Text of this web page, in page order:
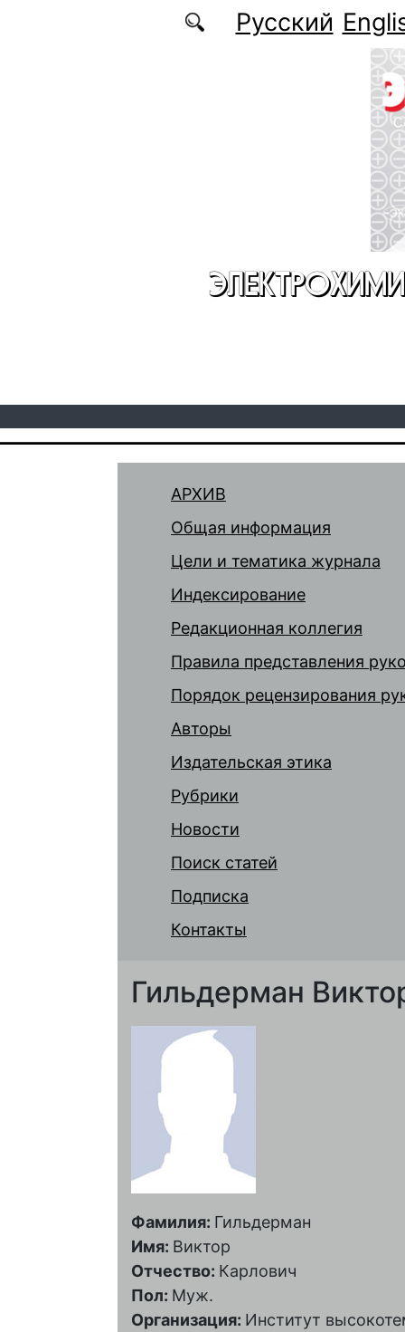
Перейти к основному содержаниюРусский
АРХИВ
Общая информация
Цели и тематика журнала
Индексирование
Редакционная коллегия
Правила представления
Порядок рецензирования
Авторы
Издательская этика
Рубрики
Новости
Поиск статей
Подписка
Контакты
Гильдерман
Фамилия: Гильдерман
Имя: Виктор
Отчество: Карлович
Пол: Муж.
Организация: Институт